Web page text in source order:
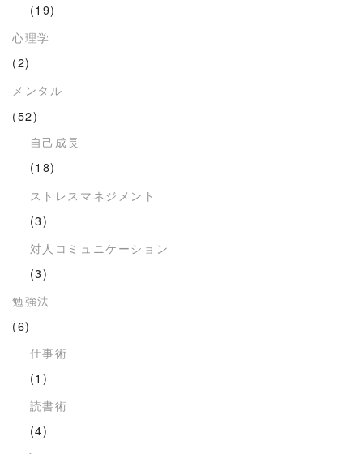
(19)
心理学
(2)
メンタル
(52)
自己成長
(18)
ストレスマネジメント
(3)
対人コミュニケーション
(3)
勉強法
(6)
仕事術
(1)
読書術
(4)